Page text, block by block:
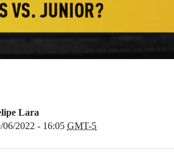
Lara
06/2022 - 16:05 GMT-5